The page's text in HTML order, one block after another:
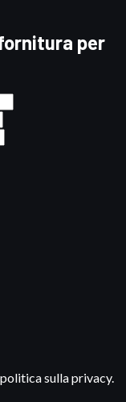
per
sulla privacy.